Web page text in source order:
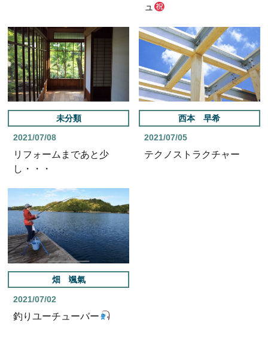
ュ
未分類
2021/07/08
リフォームまであと少
し・・・
西本 早希
2021/07/05
テクノストラクチャー
畑 颯氣
2021/07/02
釣りユーチューバー